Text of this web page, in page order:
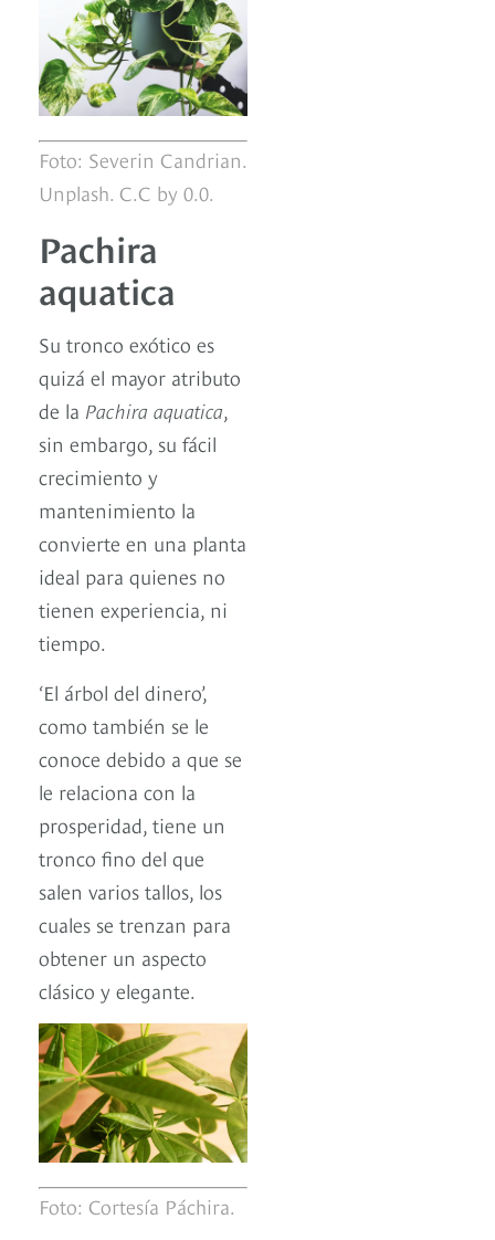
Foto: Severin Candrian.
Unplash. C.C by 0.0.
Pachira
aquatica
Su tronco exótico es
quizá el mayor atributo
de la Pachira aquatica,
sin embargo, su fácil
crecimiento y
mantenimiento la
convierte en una planta
ideal para quienes no
tienen experiencia, ni
tiempo.
‘El árbol del dinero’,
como también se le
conoce debido a que se
le relaciona con la
prosperidad, tiene un
tronco fino del que
salen varios tallos, los
cuales se trenzan para
obtener un aspecto
clásico y elegante.
Foto: Cortesía Páchira.